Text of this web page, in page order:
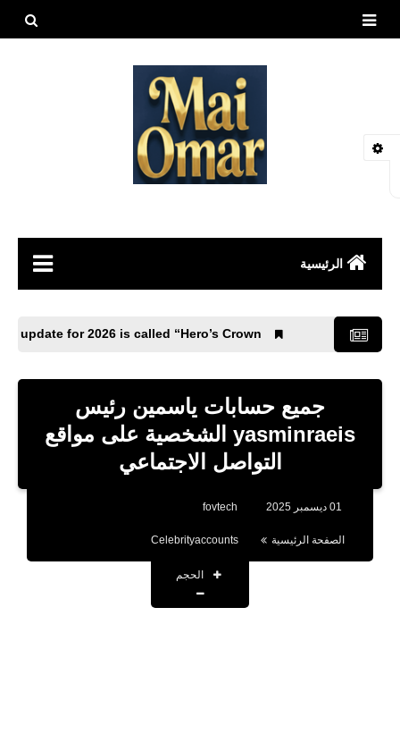
الرئيسية
طيور وحيوانات
تطبيقات
أقوال وحكم
صحة
حسابات المشاهير
Mobile 4.4 update for 2026 is called “Hero’s Crown”.
جميع حسابات ياسمين رئيس
yasminraeis الشخصية على مواقع
التواصل الاجتماعي
fovtech
الصفحة الرئيسية Celebrityaccounts
الحجم